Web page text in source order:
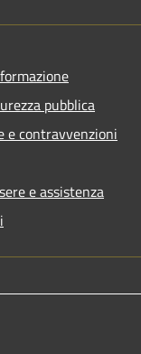
pubblica
e contravvenzioni
e assistenza